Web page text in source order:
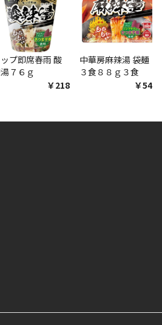
プ即席春雨 酸
７６ｇ
￥218
中華房麻辣湯 袋麺
３食８８ｇ３食
￥548
。ご了承ください。
かります
営業日に発送いたします。「お取り
。(離島などの場合、例外もあります)